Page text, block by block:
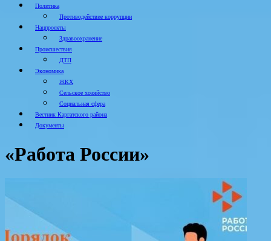
Политика
Противодействие коррупции
Нацпроекты
Здравоохранение
Происшествия
ДТП
Экономика
ЖКХ
Сельское хозяйство
Социальная сфера
Вестник Каргатского района
Документы
«Работа России»